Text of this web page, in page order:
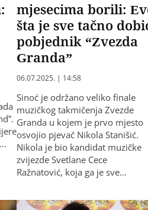
mjesecima borili:
šta je sve tačno
pobjednik “Zvezda
Granda”
06.07.2025. | 14:58
Sinoć je održano veliko finale
muzičkog takmičenja Zvezde
Granda u kojem je prvo mjesto
osvojio pjevač Nikola Stanišić.
Nikola je bio kandidat muzičke
zvijezde Svetlane Cece
Ražnatović, koja ga je sve…